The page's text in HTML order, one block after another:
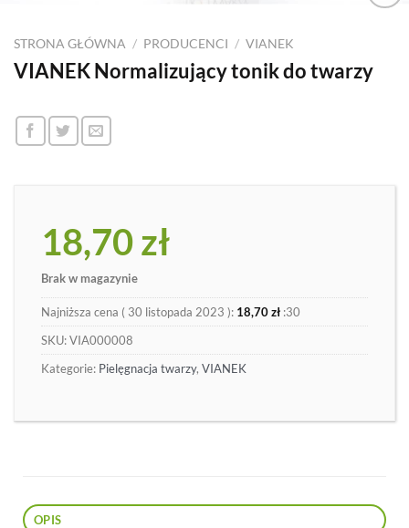
STRONA GŁÓWNA / PRODUCENCI / VIANEK
VIANEK Normalizujący tonik do twarzy
18,70zł
Brak w magazynie
Najniższa cena ( 30 listopada 2023 ): 18,70zł :30
SKU:VIA000008
Kategorie: Pielęgnacja twarzy, VIANEK
OPIS